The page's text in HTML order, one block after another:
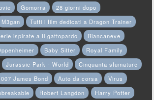
Gomorra
28 giorni dopo
M3gan
Tutti i film dedicati a Dragon Trainer
ispirate a Il gattopardo
Biancaneve
Baby Sitter
Royal Family
Jurassic Park - World
Cinquanta sfumature
007 James Bond Auto da corsa
Virus
Robert Langdon
Harry Potter